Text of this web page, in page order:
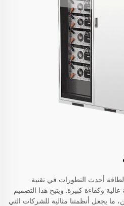
أحدث التطورات في تقنية
وكفاءة كبيرة. ويتيح هذا التصميم
ما يجعل أنظمتنا مثالية للشركات التي